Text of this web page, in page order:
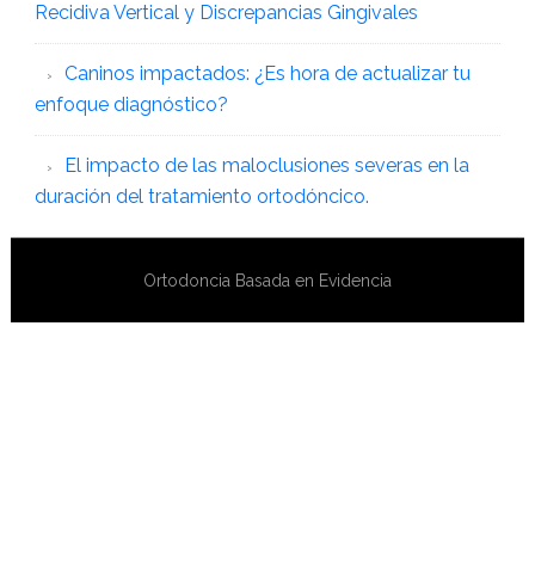
Recidiva Vertical y Discrepancias Gingivales
Caninos impactados: ¿Es hora de actualizar tu
enfoque diagnóstico?
El impacto de las maloclusiones severas en la
duración del tratamiento ortodóncico.
Ortodoncia Basada en Evidencia